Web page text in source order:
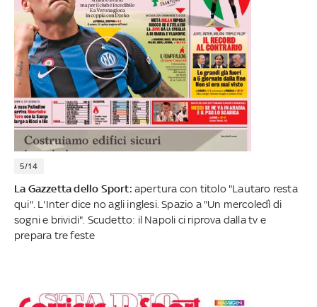
5/14
La Gazzetta dello Sport: apertura con titolo "Lautaro resta
qui". L'Inter dice no agli inglesi. Spazio a "Un mercoledì di
sogni e brividi". Scudetto: il Napoli ci riprova dalla tv e
prepara tre feste